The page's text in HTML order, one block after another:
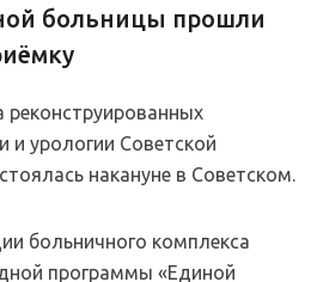
больницы прошли
и урологии Советской
накануне в Советском.
больничного комплекса
программы «Единой